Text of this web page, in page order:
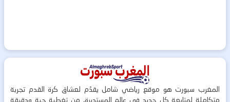
المغرب سبورت هو موقع رياضي شامل يقدّم لعشاق كرة القدم تجربة